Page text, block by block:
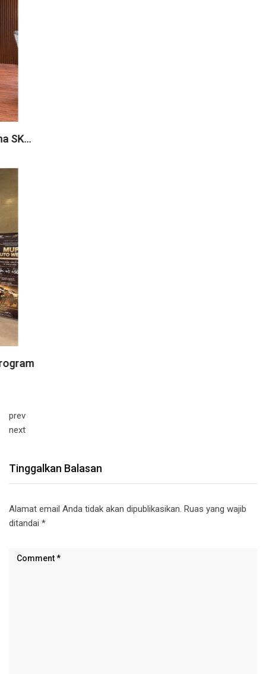
prev
next
Tinggalkan Balasan
Alamat email Anda tidak akan dipublikasikan. Ruas yang wajib
ditandai *